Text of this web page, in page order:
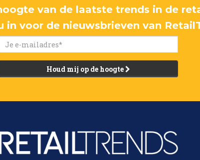
van de laatste trends in de
in voor de nieuwsbrieven van
Houd mij op de hoogte